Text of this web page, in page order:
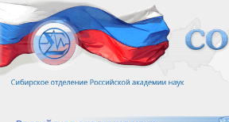
Перейти
к
основному
содержанию